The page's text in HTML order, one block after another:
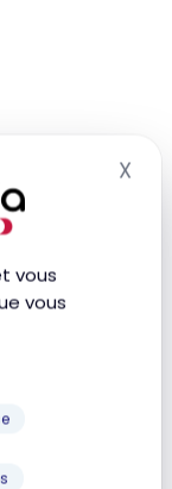
vous
vous
X